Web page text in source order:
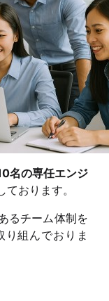
名の専任エンジ
ております。
るチーム体制を
組んでおりま